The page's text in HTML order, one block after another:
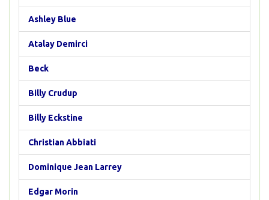
Ashley Blue
Atalay Demirci
Beck
Billy Crudup
Billy Eckstine
Christian Abbiati
Dominique Jean Larrey
Edgar Morin